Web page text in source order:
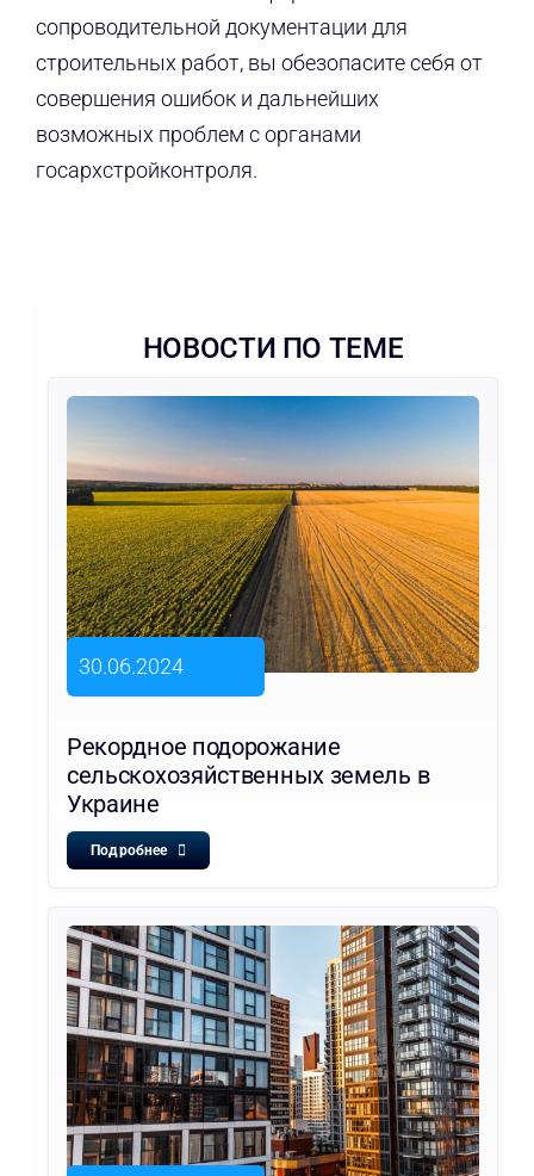
сопроводительной документации для
строительных работ, вы обезопасите себя от
совершения ошибок и дальнейших
возможных проблем с органами
госархстройконтроля.
НОВОСТИ ПО ТЕМЕ
30.06.2024
Рекордное подорожание
сельскохозяйственных земель в
Украине
Подробнее